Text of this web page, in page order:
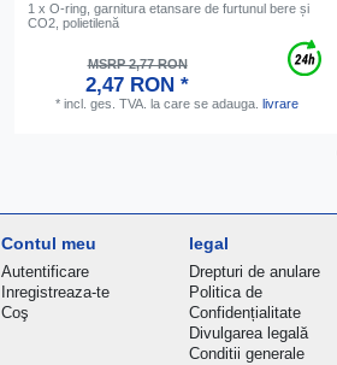
1 x O-ring, garnitura etansare de furtunul bere și
CO2, polietilenă
MSRP 2,77 RON
2,47 RON *
* incl. ges. TVA. la care se adauga. livrare
Contul meu
Autentificare
Inregistreaza-te
Coş
legal
Drepturi de anulare
Politica de
Confidențialitate
Divulgarea legală
Conditii generale